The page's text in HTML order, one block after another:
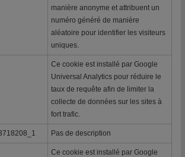
manière anonyme et attribuent un
numéro généré de manière
aléatoire pour identifier les visiteurs
uniques.
Ce cookie est installé par Google
Universal Analytics pour réduire le
taux de requête afin de limiter la
collecte de données sur les sites à
fort trafic.
Pas de description
Ce cookie est installé par Google